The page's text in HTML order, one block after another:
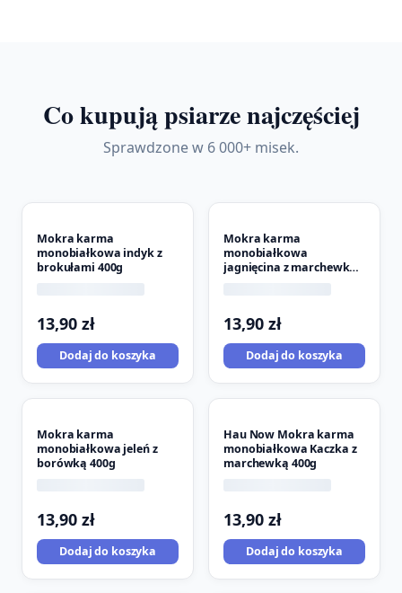
Co kupują psiarze najczęściej
Sprawdzone w 6 000+ misek.
Mokra karma
monobiałkowa indyk z
brokułami 400g
13,90 zł
Dodaj do koszyka
Mokra karma
monobiałkowa
jagnięcina z marchewką
13,90 zł
Dodaj do koszyka
Mokra karma
monobiałkowa jeleń z
borówką 400g
13,90 zł
Dodaj do koszyka
Hau Now Mokra karma
monobiałkowa Kaczka z
marchewką 400g
13,90 zł
Dodaj do koszyka